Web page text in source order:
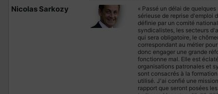
Nicolas Sarkozy
« Passé un délai de
sérieuse de reprise d'emploi
définie par un comité
syndicalistes, les secteurs
qui sera obligatoire, le
correspondant au métier
donc engager une grande
fonctionne mal. Elle est
organisations patronales et
sont consacrés à la
utilisé. J'ai confié une
rapport que seront posées